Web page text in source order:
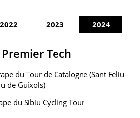
2022 2023 2024
Tech
du Tour de Catalogne (Sant Feliu
de Guíxols)
du Sibiu Cycling Tour